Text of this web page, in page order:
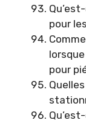
pour
pour